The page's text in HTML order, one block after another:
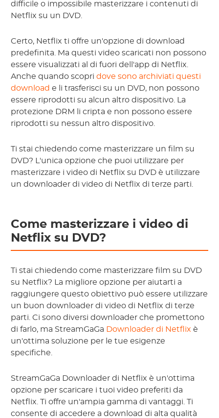
difficile o impossibile masterizzare i contenuti di
Netflix su un DVD.
Certo, Netflix ti offre un'opzione di download
predefinita. Ma questi video scaricati non possono
essere visualizzati al di fuori dell'app di Netflix.
Anche quando scopridove sono archiviati questi
download e li trasferisci su un DVD, non possono
essere riprodotti su alcun altro dispositivo. La
protezione DRM li cripta e non possono essere
riprodotti su nessun altro dispositivo.
Ti stai chiedendo come masterizzare un film su
DVD? L'unica opzione che puoi utilizzare per
masterizzare i video di Netflix su DVD è utilizzare
un downloader di video di Netflix di terze parti.
Come masterizzare i video di
Netflix su DVD?
Ti stai chiedendo come masterizzare film su DVD
su Netflix? La migliore opzione per aiutarti a
raggiungere questo obiettivo può essere utilizzare
un buon downloader di video di Netflix di terze
parti. Ci sono diversi downloader che promettono
di farlo, ma StreamGaGa Downloader di Netflix è
un'ottima soluzione per le tue esigenze
specifiche.
StreamGaGa Downloader di Netflix è un'ottima
opzione per scaricare i tuoi video preferiti da
Netflix. Ti offre un'ampia gamma di vantaggi. Ti
consente di accedere a download di alta qualità